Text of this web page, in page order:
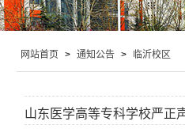
网站首页 > 通知公告 > 临沂校区
山东医学高等专科学校严正